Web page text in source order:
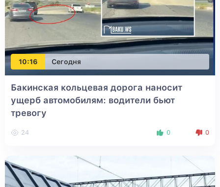
10:16 Сегодня
Бакинская кольцевая дорога наносит
ущерб автомобилям: водители бьют
тревогу
24 0 0